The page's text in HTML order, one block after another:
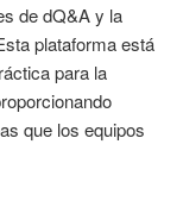
de dQ&A y la
plataforma está
para la
que los equipos